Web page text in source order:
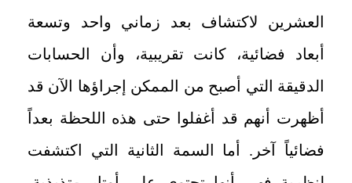
العشرين لاكتشاف بعد زماني واحد وتسعة
أبعاد فضائية، كانت تقريبية، وأن الحسابات
الدقيقة التي أصبح من الممكن إجراؤها الآن قد
أظهرت أنهم قد أغفلوا حتى هذه اللحظة بعداً
فضائياً آخر. أما السمة الثانية التي اكتشفت